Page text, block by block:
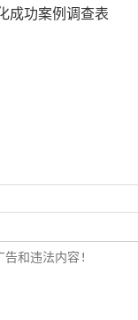
成功案例调查表